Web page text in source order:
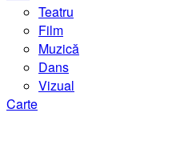
Teatru
Film
Muzică
Dans
Vizual
Carte